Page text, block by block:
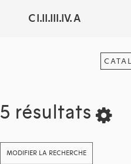
C I.II.III.IV. A
5 résultats
MODIFIER LA RECHERCHE